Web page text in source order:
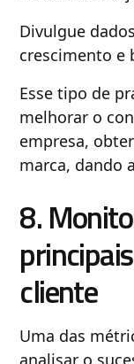
Divulgue
crescimento e
Esse tipo de
melhorar o
empresa,
marca, dando
8.
cliente
Uma das
analisar o